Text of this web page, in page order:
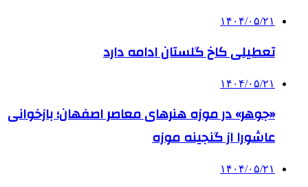
۱۴۰۴/۰۵/۲۱
تعطیلی کاخ گلستان ادامه دارد
۱۴۰۴/۰۵/۲۱
«جوهر» در موزه هنرهای معاصر اصفهان؛ بازخوانی
عاشورا از گنجینه موزه
۱۴۰۴/۰۵/۲۱